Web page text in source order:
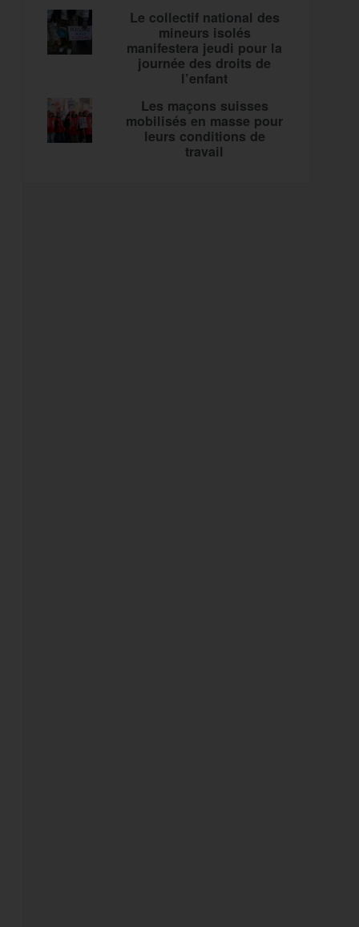
Le collectif national des
mineurs isolés
manifestera jeudi pour la
journée des droits de
l’enfant
Les maçons suisses
mobilisés en masse pour
leurs conditions de
travail